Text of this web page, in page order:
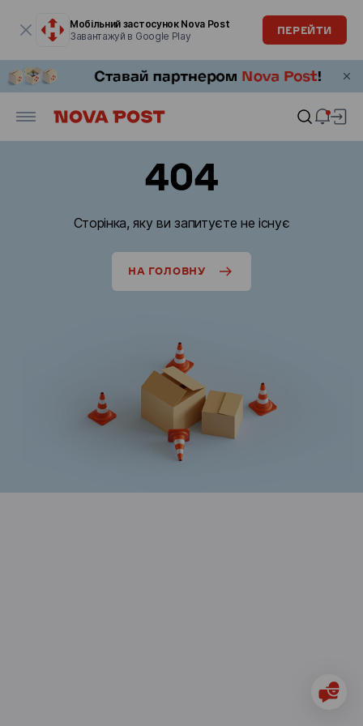
Мобільний застосунок Nova Post
Завантажуй в Google Play
ПЕРЕЙТИ
404
Сторінка, яку ви запитуєте не існує
НА ГОЛОВНУ